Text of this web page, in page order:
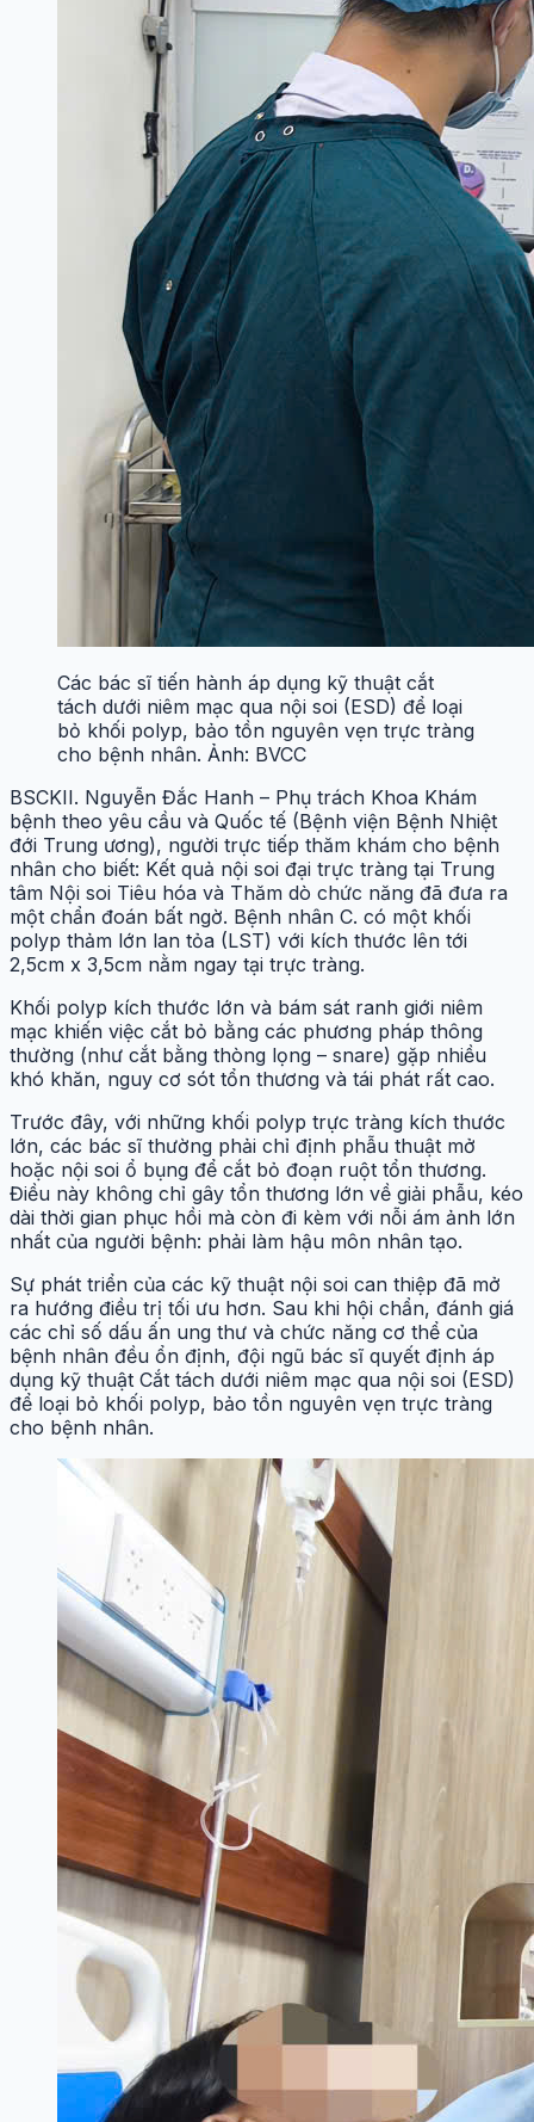
Các bác sĩ tiến hành áp dụng kỹ thuật cắt
tách dưới niêm mạc qua nội soi (ESD) để loại
bỏ khối polyp, bảo tồn nguyên vẹn trực tràng
cho bệnh nhân. Ảnh: BVCC
BSCKII. Nguyễn Đắc Hanh – Phụ trách Khoa Khám
bệnh theo yêu cầu và Quốc tế (Bệnh viện Bệnh Nhiệt
đới Trung ương), người trực tiếp thăm khám cho bệnh
nhân cho biết: Kết quả nội soi đại trực tràng tại Trung
tâm Nội soi Tiêu hóa và Thăm dò chức năng đã đưa ra
một chẩn đoán bất ngờ. Bệnh nhân C. có một khối
polyp thảm lớn lan tỏa (LST) với kích thước lên tới
2,5cm x 3,5cm nằm ngay tại trực tràng.
Khối polyp kích thước lớn và bám sát ranh giới niêm
mạc khiến việc cắt bỏ bằng các phương pháp thông
thường (như cắt bằng thòng lọng – snare) gặp nhiều
khó khăn, nguy cơ sót tổn thương và tái phát rất cao.
Trước đây, với những khối polyp trực tràng kích thước
lớn, các bác sĩ thường phải chỉ định phẫu thuật mở
hoặc nội soi ổ bụng để cắt bỏ đoạn ruột tổn thương.
Điều này không chỉ gây tổn thương lớn về giải phẫu, kéo
dài thời gian phục hồi mà còn đi kèm với nỗi ám ảnh lớn
nhất của người bệnh: phải làm hậu môn nhân tạo.
Sự phát triển của các kỹ thuật nội soi can thiệp đã mở
ra hướng điều trị tối ưu hơn. Sau khi hội chẩn, đánh giá
các chỉ số dấu ấn ung thư và chức năng cơ thể của
bệnh nhân đều ổn định, đội ngũ bác sĩ quyết định áp
dụng kỹ thuật Cắt tách dưới niêm mạc qua nội soi (ESD)
để loại bỏ khối polyp, bảo tồn nguyên vẹn trực tràng
cho bệnh nhân.